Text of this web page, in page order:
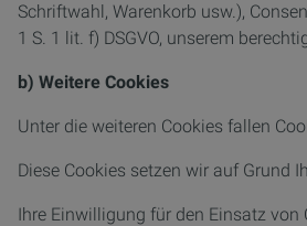
Schriftwahl, Warenkorb usw.),
1 S. 1 lit. f) DSGVO, unserem
b) Weitere Cookies
Unter die weiteren Cookies fallen
Diese Cookies setzen wir auf Grund
Ihre Einwilligung für den Einsatz von